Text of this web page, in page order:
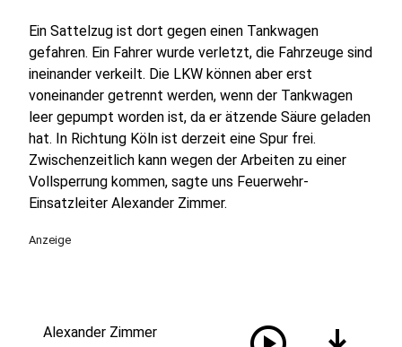
Ein Sattelzug ist dort gegen einen Tankwagen
gefahren. Ein Fahrer wurde verletzt, die Fahrzeuge sind
ineinander verkeilt. Die LKW können aber erst
voneinander getrennt werden, wenn der Tankwagen
leer gepumpt worden ist, da er ätzende Säure geladen
hat. In Richtung Köln ist derzeit eine Spur frei.
Zwischenzeitlich kann wegen der Arbeiten zu einer
Vollsperrung kommen, sagte uns Feuerwehr-
Einsatzleiter Alexander Zimmer.
Anzeige
Alexander Zimmer